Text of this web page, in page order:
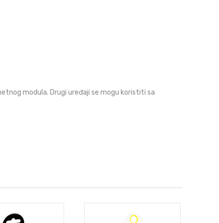
modula. Drugi uređaji se mogu koristiti sa